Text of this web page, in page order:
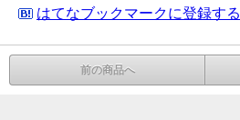
はてなブックマークに登録する
前の商品へ